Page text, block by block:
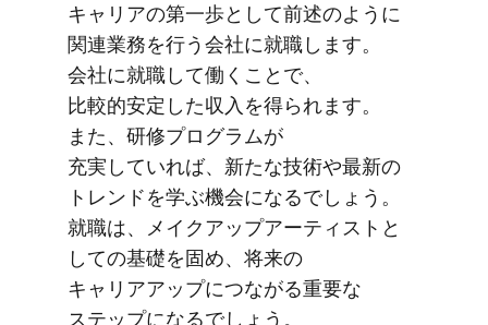
キャリアの​第一歩と​して​前述のように​
関連業務を​行う​会社に​就職します。​
会社に​就職して​働く​ことで、​
比較的安定した​収入を​得られます。​
また、​研修プログラムが​
充実していれば、​新たな​技術や​最新の​
トレンドを​学ぶ機会に​なるでしょう。​
就職は、​メイクアップアーティストと​
しての​基礎を​固め、​将来の​
キャリアアップに​つながる​重要な​
ステップに​なるでしょう。